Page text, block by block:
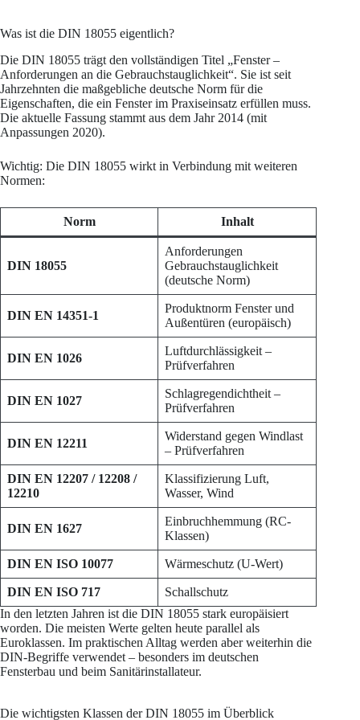
Was ist die DIN 18055 eigentlich?
Die DIN 18055 trägt den vollständigen Titel „Fenster –
Anforderungen an die Gebrauchstauglichkeit“. Sie ist seit
Jahrzehnten die maßgebliche deutsche Norm für die
Eigenschaften, die ein Fenster im Praxiseinsatz erfüllen muss.
Die aktuelle Fassung stammt aus dem Jahr 2014 (mit
Anpassungen 2020).
Wichtig: Die DIN 18055 wirkt in Verbindung mit weiteren
Normen:
Norm Inhalt
DIN 18055
Anforderungen
Gebrauchstauglichkeit
(deutsche Norm)
DIN EN 14351-1
Produktnorm Fenster und
Außentüren (europäisch)
DIN EN 1026
Luftdurchlässigkeit –
Prüfverfahren
DIN EN 1027
Schlagregendichtheit –
Prüfverfahren
DIN EN 12211
Widerstand gegen Windlast
– Prüfverfahren
DIN EN 12207 / 12208 /
12210
Klassifizierung Luft,
Wasser, Wind
DIN EN 1627
Einbruchhemmung (RC-
Klassen)
DIN EN ISO 10077 Wärmeschutz (U-Wert)
DIN EN ISO 717
Schallschutz
In den letzten Jahren ist die DIN 18055 stark europäisiert
worden. Die meisten Werte gelten heute parallel als
Euroklassen. Im praktischen Alltag werden aber weiterhin die
DIN-Begriffe verwendet – besonders im deutschen
Fensterbau und beim Sanitärinstallateur.
Die wichtigsten Klassen der DIN 18055 im Überblick